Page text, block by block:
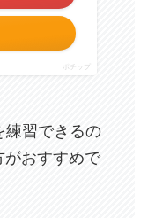
ポチップ
練習できるの
おすすめで